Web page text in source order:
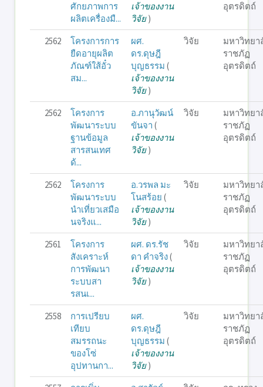
ศักยภาพการ
ผลิตเครื่องมื...
เจ้าของงาน
วิจัย)
อุตรดิตถ์
2562
โครงการการ
ยืดอายุผลิต
ภัณฑ์ใส้อั๋ว
สม...
ผศ.
ดร.ดุษฎี
บุญธรรม (
เจ้าของงาน
วิจัย)
วิจัย
มหาวิทยา
ราชภัฏ
อุตรดิตถ์
2562
โครงการ
พัฒนาระบบ
ฐานข้อมูล
สารสนเทศ
ด้...
อ.ภานุวัฒน์
ขันจา (
เจ้าของงาน
วิจัย)
วิจัย
มหาวิทยา
ราชภัฏ
อุตรดิตถ์
2562
โครงการ
พัฒนาระบบ
นำเที่ยวเสมือ
นจริงแ...
อ.วรพล มะ
โนสร้อย (
เจ้าของงาน
วิจัย)
วิจัย
มหาวิทยา
ราชภัฏ
อุตรดิตถ์
2561
โครงการ
สังเคราะห์
การพัฒนา
ระบบสา
รสนเ...
ผศ. ดร.รัช
ดา คำจริง(
เจ้าของงาน
วิจัย)
วิจัย
มหาวิทยา
ราชภัฏ
อุตรดิตถ์
2558
การเปรียบ
เทียบ
สมรรถนะ
ของโซ่
อุปทานกา...
ผศ.
ดร.ดุษฎี
บุญธรรม (
เจ้าของงาน
วิจัย)
วิจัย
มหาวิทยา
ราชภัฏ
อุตรดิตถ์